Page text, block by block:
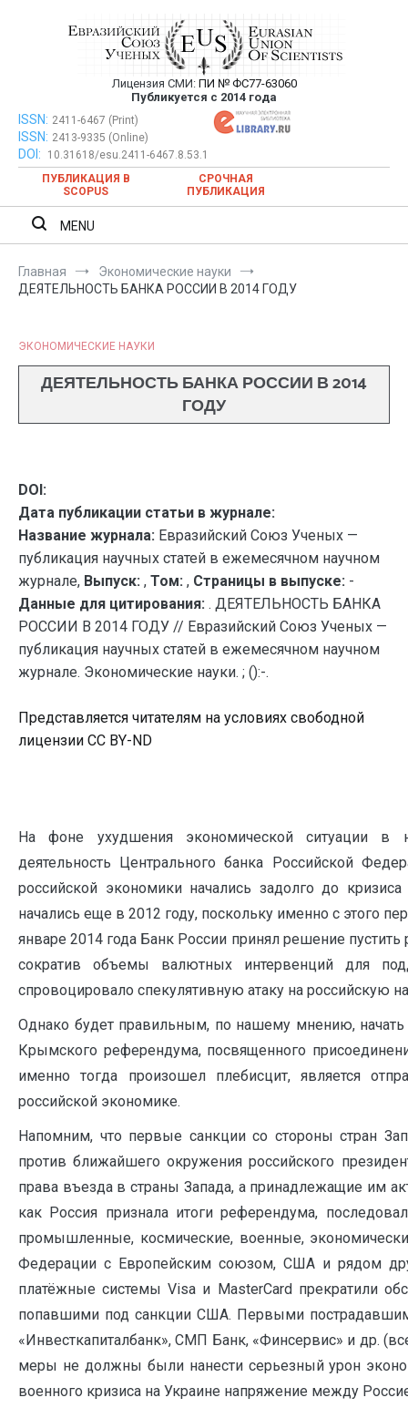
Евразийский Союз Ученых —
публикация научных статей в
ежемесячном научном журнале
Лицензия СМИ: ПИ № ФС77-63060
Публикуется с 2014 года
Евразийский Союз Ученых — публикация научных статей в
ежемесячном научном журнале
ISSN: 2411-6467 (Print)
ISSN: 2413-9335 (Online)
DOI:
10.31618/esu.2411-6467.8.53.1
ПУБЛИКАЦИЯ В
SCOPUS
СРОЧНАЯ
ПУБЛИКАЦИЯ
MENU
Главная
Экономические науки
ДЕЯТЕЛЬНОСТЬ БАНКА РОССИИ В 2014 ГОДУ
ЭКОНОМИЧЕСКИЕ НАУКИ
ДЕЯТЕЛЬНОСТЬ БАНКА РОССИИ В 2014
ГОДУ
DOI:
Дата публикации статьи в журнале:
Название журнала: Евразийский Союз Ученых —
публикация научных статей в ежемесячном научном
журнале, Выпуск: , Том: , Страницы в выпуске: -
Данные для цитирования: . ДЕЯТЕЛЬНОСТЬ БАНКА
РОССИИ В 2014 ГОДУ // Евразийский Союз Ученых —
публикация научных статей в ежемесячном научном
журнале. Экономические науки. ; ():-.
Представляется читателям на условиях свободной
лицензии CC BY-ND
На фоне ухудшения экономической ситуации в
деятельность Центрального банка Российской
российской экономики начались задолго до
начались еще в 2012 году, поскольку именно с этого
январе 2014 года Банк России принял решение
сократив объемы валютных интервенций для
спровоцировало спекулятивную атаку на российскую
Однако будет правильным, по нашему мнению,
Крымского референдума, посвященного
именно тогда произошел плебисцит, является
российской экономике.
Напомним, что первые санкции со стороны стран
против ближайшего окружения российского
права въезда в страны Запада, а принадлежащие им
как Россия признала итоги референдума,
промышленные, космические, военные,
Федерации с Европейским союзом, США и рядом
платёжные системы Visa и MasterCard прекратили
попавшими под санкции США. Первыми
«Инвесткапиталбанк», СМП Банк, «Финсервис» и др.
меры не должны были нанести серьезный урон
военного кризиса на Украине напряжение между